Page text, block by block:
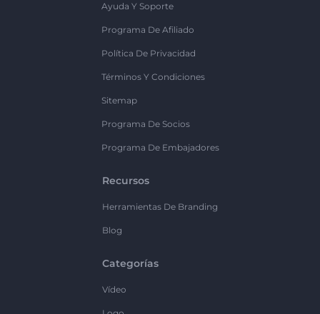
Ayuda Y Soporte
Programa De Afiliado
Política De Privacidad
Términos Y Condiciones
Sitemap
Programa De Socios
Programa De Embajadores
Recursos
Herramientas De Branding
Blog
Categorías
Vídeo